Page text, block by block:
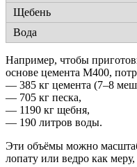
Например, чтобы
основе цемента М400,
— 385 кг цемента (7–8
— 705 кг песка,
— 1190 кг щебня,
— 190 литров воды.
Эти объёмы можно
лопату или ведро как